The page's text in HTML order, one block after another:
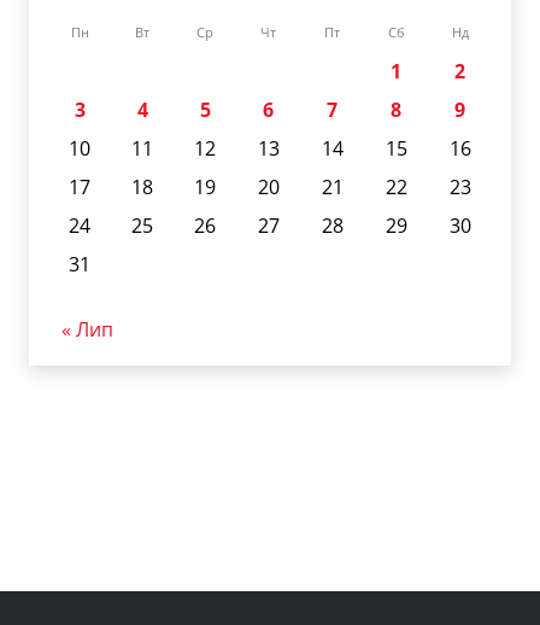
Пн Вт Ср Чт Пт Сб Нд
1
2
3
4 5 6 7 8
9
10
11 12 13 14 15
16
17
18 19 20 21 22
23
24
25 26 27 28 29
30
31
« Лип